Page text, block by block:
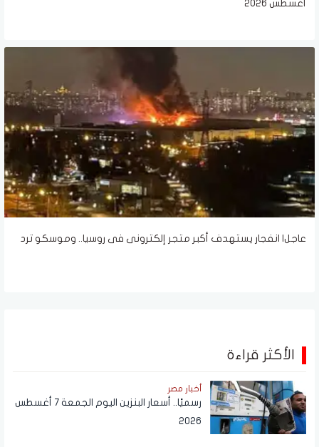
أغسطس 2026
عاجل| انفجار يستهدف أكبر متجر إلكترونى فى روسيا.. وموسكو ترد
الأكثر قراءة
أخبار مصر
رسميًا.. أسعار البنزين اليوم الجمعة 7 أغسطس
2026